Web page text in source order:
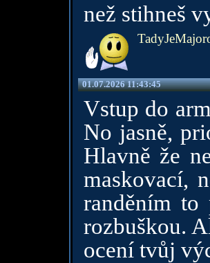
než stihneš
01.07.2026 11:43:45
Vstup do
No jasně,
Hlavně že
maskovací,
randěním
rozbuškou.
ocení tvůj